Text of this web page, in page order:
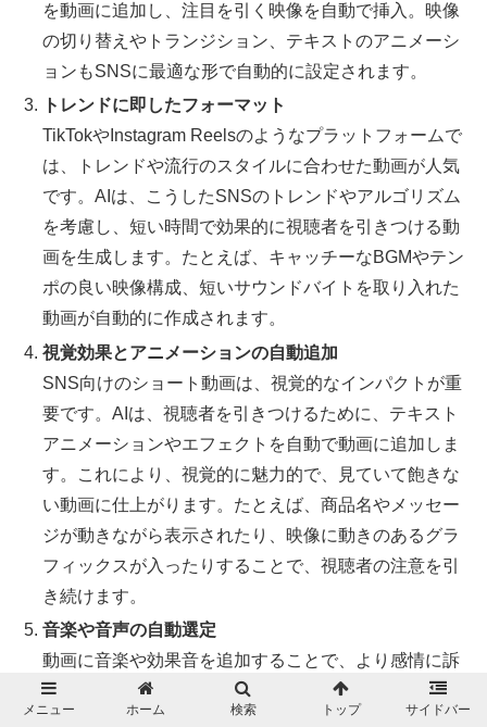
を動画に追加し、注目を引く映像を自動で挿入。映像
の切り替えやトランジション、テキストのアニメーシ
ョンもSNSに最適な形で自動的に設定されます。
トレンドに即したフォーマット
TikTokやInstagram Reelsのようなプラットフォームで
は、トレンドや流行のスタイルに合わせた動画が人気
です。AIは、こうしたSNSのトレンドやアルゴリズム
を考慮し、短い時間で効果的に視聴者を引きつける動
画を生成します。たとえば、キャッチーなBGMやテン
ポの良い映像構成、短いサウンドバイトを取り入れた
動画が自動的に作成されます。
視覚効果とアニメーションの自動追加
SNS向けのショート動画は、視覚的なインパクトが重
要です。AIは、視聴者を引きつけるために、テキスト
アニメーションやエフェクトを自動で動画に追加しま
す。これにより、視覚的に魅力的で、見ていて飽きな
い動画に仕上がります。たとえば、商品名やメッセー
ジが動きながら表示されたり、映像に動きのあるグラ
フィックスが入ったりすることで、視聴者の注意を引
き続けます。
音楽や音声の自動選定
動画に音楽や効果音を追加することで、より感情に訴
えるコンテンツを作成できます。AIは動画の内容に合
った音楽やサウンドエフェクトを自動的に選び、テン
メニュー ホーム 検索 トップ サイドバー